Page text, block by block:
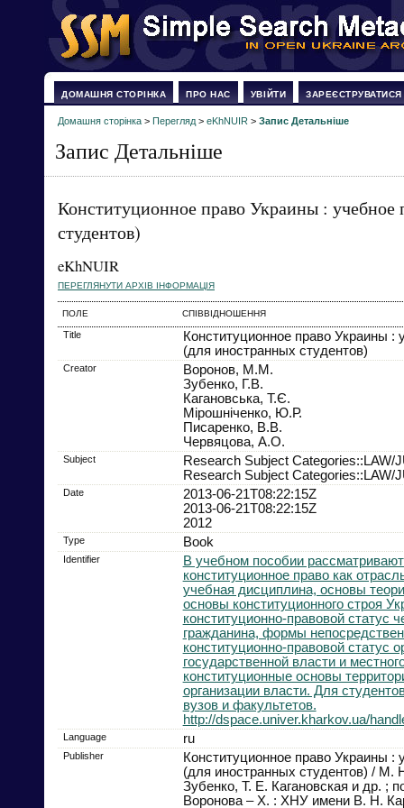
ДОМАШНЯ СТОРІНКА ПРО НАС УВІЙТИ ЗАРЕЄСТРУВАТИСЯ
Домашня сторінка > Перегляд > eKhNUIR > Запис Детальніше
Запис Детальніше
Конституционное право Украины :
студентов)
eKhNUIR
ПЕРЕГЛЯНУТИ АРХІВ ІНФОРМАЦІЯ
ПОЛЕ СПІВВІДНОШЕННЯ
Title
Конституционное право Украины :
(для иностранных студентов)
Creator
Воронов, М.М.
Зубенко, Г.В.
Кагановська, Т.Є.
Мірошніченко, Ю.Р.
Писаренко, В.В.
Червяцова, А.О.
Subject
Research Subject Categories::LAW/
Research Subject Categories::LAW/
Date
2013-06-21T08:22:15Z
2013-06-21T08:22:15Z
2012
Type Book
Identifier
В учебном пособии
конституционное право как
учебная дисциплина, основы
основы конституционного строя
конституционно-правовой статус
гражданина, формы
конституционно-правовой статус
государственной власти и
конституционные основы
организации власти. Для
вузов и факультетов.
http://dspace.univer.kharkov.ua/
Language ru
Publisher
Конституционное право Украины :
(для иностранных студентов) / М.
Зубенко, Т. Е. Кагановская и др. ;
Воронова – Х. : ХНУ имени В. Н.